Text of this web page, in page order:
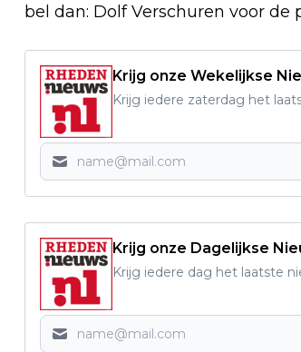
bel dan: Dolf Verschuren voor
Krijg onze Wekelijkse
Krijg iedere zaterdag het
Krijg onze Dagelijkse
Krijg iedere dag het laatste